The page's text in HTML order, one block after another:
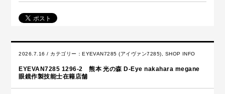
2026.7.16 / カテゴリー：EYEVAN7285 (アイヴァン7285) SHOP INFO
EYEVAN7285 1296-2 熊本 光の森 D-Eye nakahara megane
眼鏡作製技能士在籍店舗